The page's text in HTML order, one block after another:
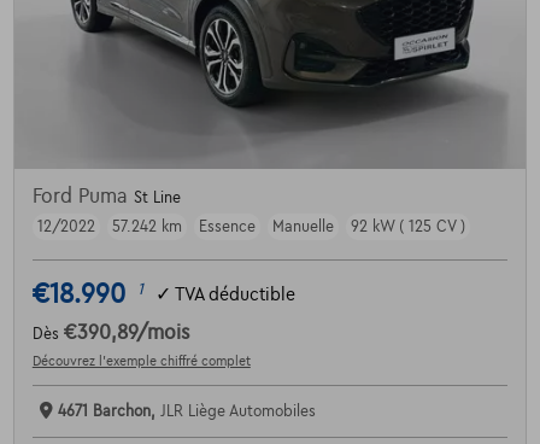
Ford Puma St Line
12/2022
57.242 km Essence Manuelle 92 kW ( 125 CV )
€18.990 1 ✓ TVA déductible
Dès €390,89/mois
Découvrez l’exemple chiffré complet
4671 Barchon, JLR Liège Automobiles